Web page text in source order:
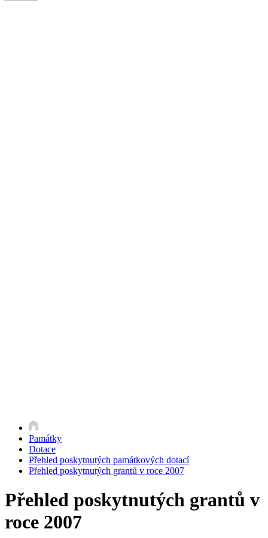
Památky
Dotace
Přehled poskytnutých památkových dotací
Přehled poskytnutých grantů v roce 2007
Přehled poskytnutých grantů v
roce 2007